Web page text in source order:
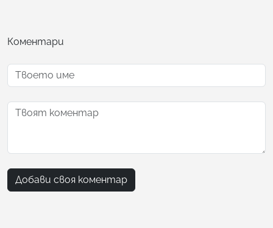
Коментари
Добави своя коментар